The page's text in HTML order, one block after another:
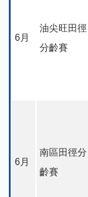
6月
油尖旺田徑
分齡賽
6月
南區田徑分
齡賽